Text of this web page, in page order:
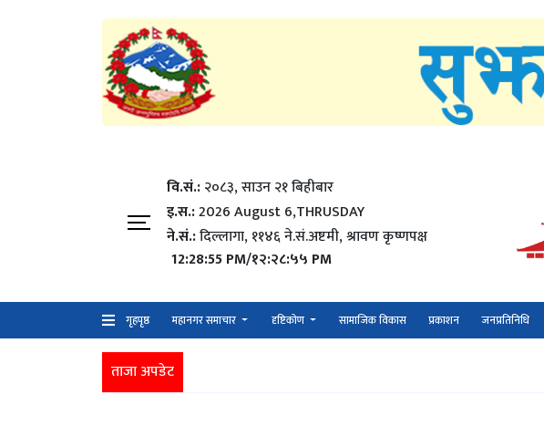
वि.सं.:२०८३, साउन २१ बिहीबार
इ.स.:2026 August 6,THRUSDAY
ने.सं.:दिल्लागा, ११४६ ने.सं.अष्टमी, श्रावण कृष्णपक्ष
12:28:56 PM/१२:२८:५६ PM
गृहपृष्ठ महानगर समाचार दृष्टिकोण सामाजिक विकास प्रकाशन जनप्रतिनिधि
ताजा अपडेट